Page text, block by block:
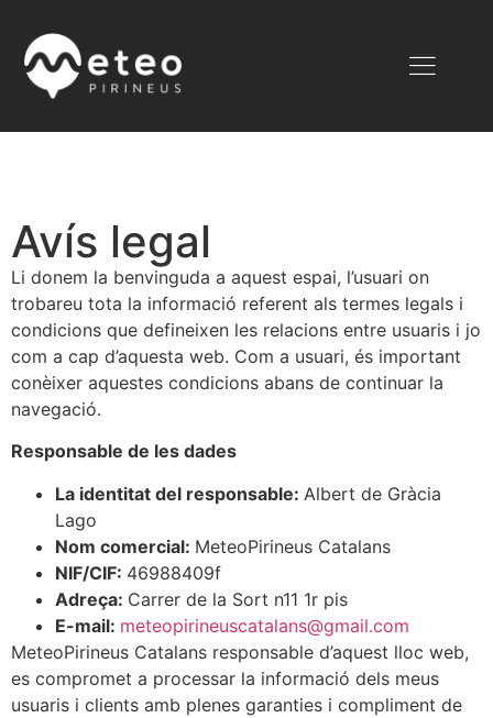
Avís legal
Li donem la benvinguda a aquest espai, l’usuari on
trobareu tota la informació referent als termes legals i
condicions que defineixen les relacions entre usuaris i jo
com a cap d’aquesta web. Com a usuari, és important
conèixer aquestes condicions abans de continuar la
navegació.
Responsable de les dades
La identitat del responsable: Albert de Gràcia
Lago
Nom comercial: MeteoPirineus Catalans
NIF/CIF: 46988409f
Adreça: Carrer de la Sort n11 1r pis
E-mail: meteopirineuscatalans@gmail.com
MeteoPirineus Catalans responsable d’aquest lloc web,
es compromet a processar la informació dels meus
usuaris i clients amb plenes garanties i compliment de